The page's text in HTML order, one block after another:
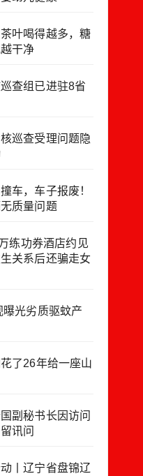
叶喝得越多，糖
干净
查组已进驻8省
巡查受理问题隐
车，车子报废！
质量问题
练功券酒店约见
关系后还骗走女
曝光劣质驱蚊产
了26年给一座山
副秘书长因访问
讯问
丨辽宁省盘锦辽